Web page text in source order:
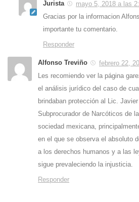
Jurista
mayo 5, 2018 a las
Gracias por la informacion
importante tu comentario.
Responder
Alfonso Treviño
febrero 22,
Les recomiendo ver la página
el análisis jurídico del caso de
brindaban protección al Lic.
Subprocurador de Narcóticos de
sociedad mexicana,
en el que se observa el absoluto
a los derechos humanos y a las
sigue prevaleciendo la injusticia.
Responder